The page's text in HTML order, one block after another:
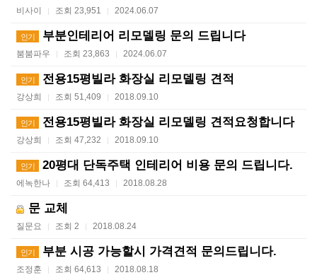
비사이 | 조회 23,951 | 2024.06.07
인기 부분인테리어 리모델링 문의 드립니다
붐붐파우 | 조회 23,863 | 2024.06.07
인기 전용15평빌라 화장실 리모델링 견적
강상희 | 조회 51,409 | 2018.09.10
인기 전용15평빌라 화장실 리모델링 견적요청합니다
강상희 | 조회 47,232 | 2018.09.10
인기 20평대 단독주택 인테리어 비용 문의 드립니다.
에녹한나 | 조회 64,413 | 2018.08.28
문 교체
질문요 | 조회 2 | 2018.08.24
인기 부분 시공 가능할시 가격견적 문의드립니다.
조정훈 | 조회 64,613 | 2018.08.18